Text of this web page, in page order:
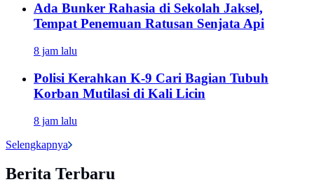
Ada Bunker Rahasia di Sekolah Jaksel,
Tempat Penemuan Ratusan Senjata Api
8 jam lalu
Polisi Kerahkan K-9 Cari Bagian Tubuh
Korban Mutilasi di Kali Licin
8 jam lalu
Selengkapnya
Berita Terbaru